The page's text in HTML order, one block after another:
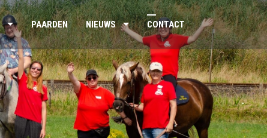
PAARDEN NIEUWS CONTACT